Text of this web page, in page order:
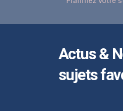
Actus &
sujets